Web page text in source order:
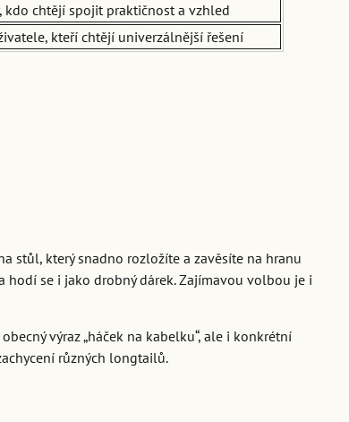
kdo chtějí spojit praktičnost a vzhled
kteří chtějí univerzálnější řešení
stůl, který snadno rozložíte a zavěsíte na hranu
se i jako drobný dárek. Zajímavou volbou je i
výraz „háček na kabelku“, ale i konkrétní
různých longtailů.